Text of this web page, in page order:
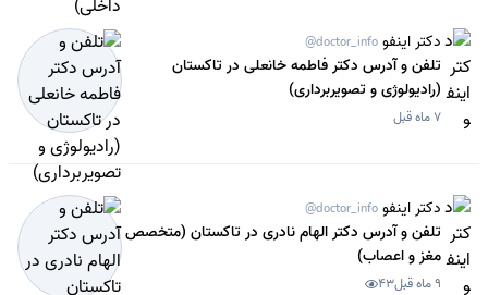
دکتر اینفو @doctor_info
تلفن و آدرس دکتر فاطمه خانعلی در تاکستان
(رادیولوژی و تصویربرداری)
7 ماه قبل
دکتر اینفو @doctor_info
تلفن و آدرس دکتر الهام نادری در تاکستان (متخصص
مغز و اعصاب)
9 ماه قبل 43